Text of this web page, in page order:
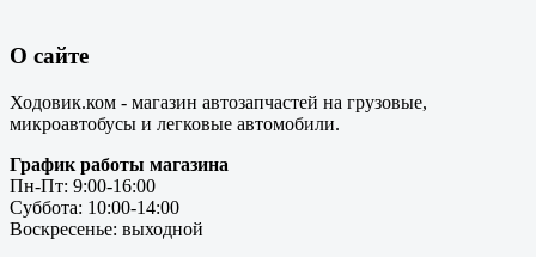
О сайте
Ходовик.ком - магазин автозапчастей на грузовые,
микроавтобусы и легковые автомобили.
График работы магазина
Пн-Пт: 9:00-16:00
Суббота: 10:00-14:00
Воскресенье: выходной